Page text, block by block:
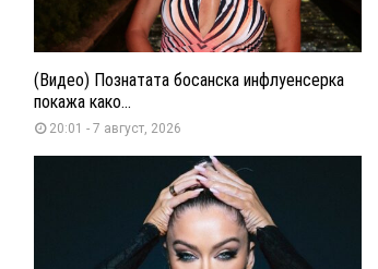
(Видео) Познатата босанска инфлуенсерка
покажа како...
20:01 - 7 август, 2026